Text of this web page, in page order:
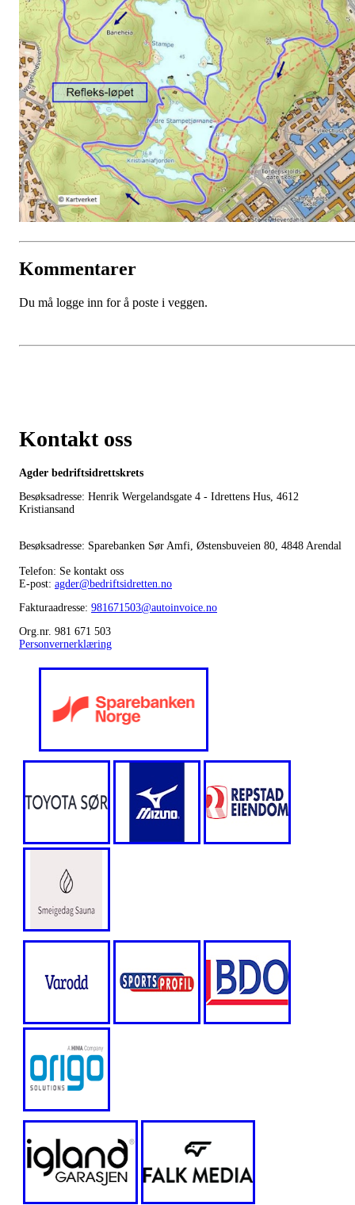
Kommentarer
Du må logge inn for å poste i veggen.
Kontakt oss
Agder bedriftsidrettskrets
Besøksadresse: Henrik Wergelandsgate 4 - Idrettens Hus, 4612
Kristiansand
Besøksadresse: Sparebanken Sør Amfi, Østensbuveien 80, 4848 Arendal
Telefon: Se kontakt oss
E-post: agder@bedriftsidretten.no
Fakturaadresse: 981671503@autoinvoice.no
Org.nr. 981 671 503
Personvernerklæring